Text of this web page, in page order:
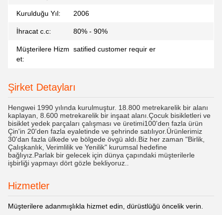
Kurulduğu Yıl: 2006
İhracat c.c: 80% - 90%
Müşterilere Hizm
et:
satified customer requir er
Şirket Detayları
Hengwei 1990 yılında kurulmuştur. 18.800 metrekarelik bir alanı
kaplayan, 8.600 metrekarelik bir inşaat alanı.Çocuk bisikletleri ve
bisiklet yedek parçaları çalışması ve üretimi100'den fazla ürün
Çin'in 20'den fazla eyaletinde ve şehrinde satılıyor.Ürünlerimiz
30'dan fazla ülkede ve bölgede övgü aldı.Biz her zaman "Birlik,
Çalışkanlık, Verimlilik ve Yenilik" kurumsal hedefine
bağlıyız.Parlak bir gelecek için dünya çapındaki müşterilerle
işbirliği yapmayı dört gözle bekliyoruz..
Hizmetler
Müşterilere adanmışlıkla hizmet edin, dürüstlüğü öncelik verin.